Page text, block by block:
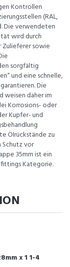
Kontrollen
(RAL,
Die verwendeten
wird durch
Zulieferer sowie
sorgfältig
und eine schnelle,
Die
weisen daher im
Korrosions- oder
Kupfer- und
Ölrückstände zu
Schutz vor
35mm ist ein
Kategorie.
x 1 1-4